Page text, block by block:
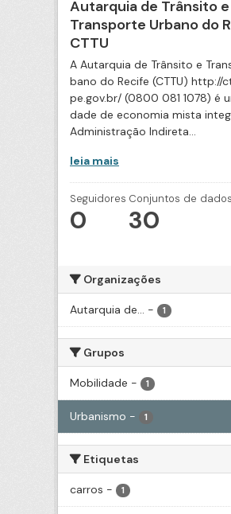
Autarquia de Trânsito e
Transporte Urbano do
CTTU
A Autarquia de Trânsito e
bano do Recife (CTTU) http://
pe.gov.br/ (0800 081 1078) é
dade de economia mista
Administração Indireta...
leia mais
Seguidores
0
Conjuntos de dados
30
Organizações
Autarquia de... - 1
Grupos
Mobilidade - 1
Urbanismo - 1
Etiquetas
carros - 1